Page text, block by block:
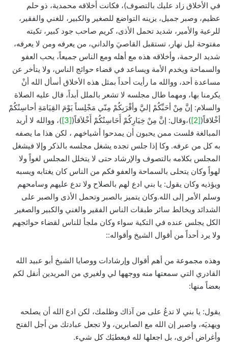
في الأخلاق زاد عليك بالتصوف)، فكانت أخلاقه محمدية، ذو حلم
عظيم، وصبر جميل، يزينه التواضع للصغير والكبير، للغني والفقير،
للرعية والأمير، شديد تحمل الأذى، كريم صاحب جود كبير، تكيته
مفتوحة ليل نهار، تستقبل القاصيَ والداني، من يعرفه ومن لا يعرفه،
شديد الرحمة، وأخلاقه هذه مع أهله ومع الناس جميعاً، يحب العفو
والسماحة ويخدم الأمة ويساعد في قضاء حوائج الناس، ولا يتأخر عن
مساعدة أحد، ووالله ما رأيت أحداً بمثل هذه الأخلاق أسأل الله أنْ
يكرمنا بها، ومهما طال مجلسه لا تشعر بالملل أبداً، قال عليه الصلاة
والسلام: إنَّ مِنْ أحَبِّكُمْ إليَّ وأقْرَبِكُمْ مِنّي مَجْلِساً يَوْمَ القِيَامَةِ أحاسِنُكُمْ
أخْلاقاً([2] )،وقال: إنَّ مِنْ خِيَارِكُمْ أَحَاسِنُكُمْ أَخْلاَقاً([3]
)، ووالله لا أريد
المبالغة فلست ممن يحبون أن يمدحوا أشياخهم ، لكن هذا ما يصفه
به كل من عرفه. وكا إذا جلس تجده يشغل مجلسه بالذكر وإلا فيشغل
المجلس بكلامه بالتصوف والإرشاد حتى لا يتخلل المجلس لغواً ولا
لهواً وكان يتحلى بالسماحة والعفو فكم من الناس كان يغتابه ويسبه
ويؤذيه وكان يقول: يا بني ادع لهم بالصلاح ولا تدع عليهم وسامحهم
وسلم الأمر إلى الله.وكان يتميز بالصبر وتحمل الأذى والصبر على
الشدائد ويخالط سائر طبقات الناس الفقير والغني والكبير والصغير
الكل يجلس عنده في التكية سواء وكان ملجأ للناس لقضاء حوائجهم
ولا يرد أحداً من أقوال الشيخ وأقواله::
وهذه مجموعة من أهم أقوال وإرشادات ووصايا الشيخ أبو عبيد الله
القادري التي سمعتها منه ووجهها لي ولغيري من المريدين أنقل لكم
بعضاً منها:
يقول: يا بني لا تدعُ على من آذاك وظلمك، لكن ادع الله أن يصلحه
ويهديَه، واصبر إن الله مع الصابرين، ولا تجعل عبادتك من أجل الفتح
وأغراض أخرى، بل اجعلها لله فيعطيَك كل شيء.